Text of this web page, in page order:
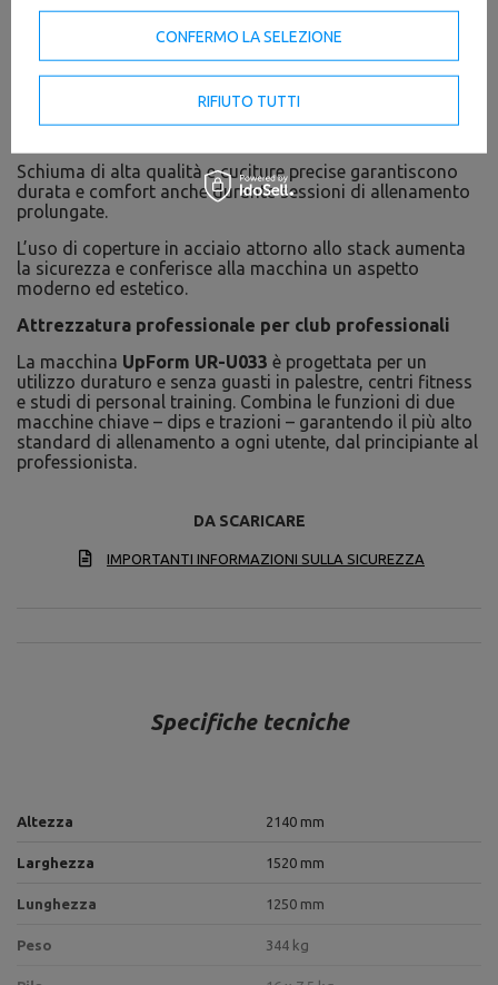
UR-U033combina potenza grezza e design moderno
tipico del marchio UpForm.
Schiuma di alta qualità e cuciture precise garantiscono
durata e comfort anche durante sessioni di allenamento
prolungate.
L’uso di coperture in acciaio attorno allo stack aumenta
la sicurezza e conferisce alla macchina un aspetto
moderno ed estetico.
Attrezzatura professionale per club professionali
La macchina UpForm UR-U033 è progettata per un
utilizzo duraturo e senza guasti in palestre, centri fitness
e studi di personal training. Combina le funzioni di due
macchine chiave – dips e trazioni – garantendo il più alto
standard di allenamento a ogni utente, dal principiante al
professionista.
DA SCARICARE
IMPORTANTI INFORMAZIONI SULLA SICUREZZA
Specifiche tecniche
Altezza 2140 mm
Larghezza 1520 mm
Lunghezza 1250 mm
Peso 344 kg
CONFERMO LA SELEZIONE
RIFIUTO TUTTI